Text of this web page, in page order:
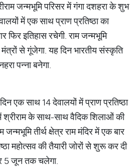
जन्मभूमि परिसर में गंगा दशहरा के शुभ
में एक साथ प्राण प्रतिष्ठा का
फिर इतिहास रचेगी. राम जन्मभूमि
से गूंजेगा. यह दिन भारतीय संस्कृति
पन्ना बनेगा.
एक साथ 14 देवालयों में प्राण प्रतिष्ठा
श्रीराम के साथ-साथ वैदिक शिलाओं की
जन्मभूमि तीर्थ क्षेत्र राम मंदिर में एक बार
महोत्सव की तैयारी जोरों से शुरू कर दी
5 जून तक चलेगा.